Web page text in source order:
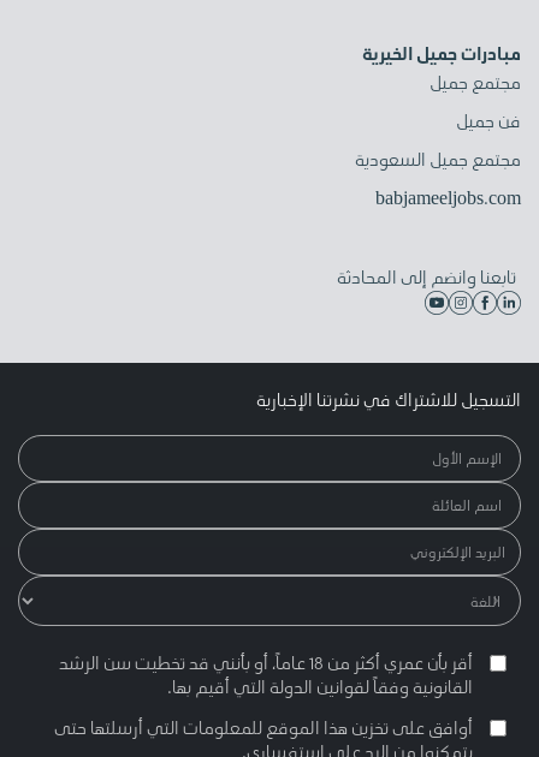
مبادرات جميل الخيرية
مجتمع جميل
فن جميل
مجتمع جميل السعودية
babjameeljobs.com
تابعنا وانضم إلى المحادثة
التسجيل للاشتراك في نشرتنا الإخبارية
أقر بأن عمري أكثر من 18 عاماً، أو بأنني قد تخطيت سن الرشد
القانونية وفقاً لقوانين الدولة التي أقيم بها.
أوافق على تخزين هذا الموقع للمعلومات التي أرسلتها حتى
يتمكنوا من الرد على استفساري.